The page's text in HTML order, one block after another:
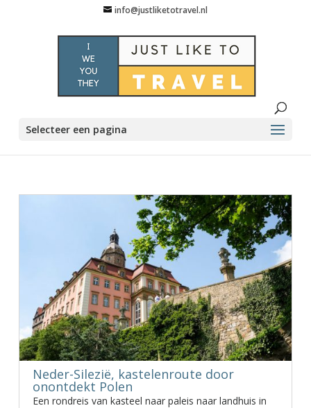
info@justliketotravel.nl
Selecteer een pagina
Neder-Silezië, kastelenroute door
onontdekt Polen
Een rondreis van kasteel naar paleis naar landhuis in